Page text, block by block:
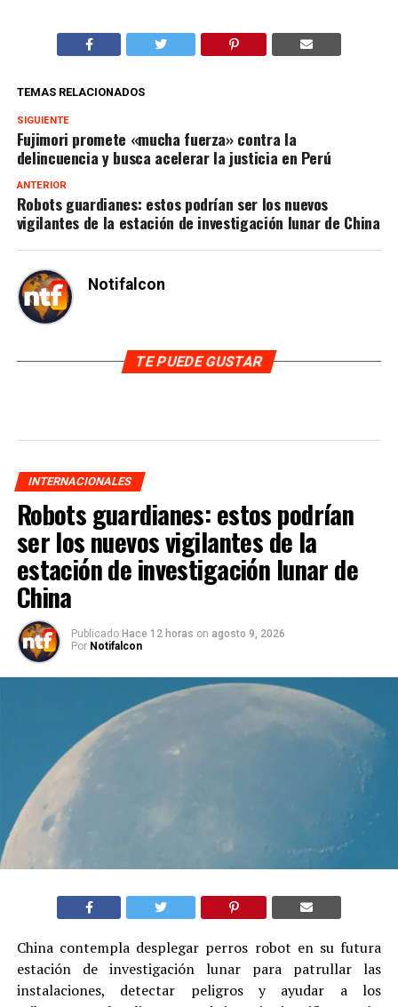
TEMAS RELACIONADOS
SIGUIENTE
Fujimori promete «mucha fuerza» contra la
delincuencia y busca acelerar la justicia en Perú
ANTERIOR
Robots guardianes: estos podrían ser los nuevos
vigilantes de la estación de investigación lunar de China
Notifalcon
TE PUEDE GUSTAR
INTERNACIONALES
Robots guardianes: estos podrían
ser los nuevos vigilantes de la
estación de investigación lunar de
China
Publicado Hace 12 horas on agosto 9, 2026
Por Notifalcon
China contempla desplegar perros robot en su futura
estación de investigación lunar para patrullar las
instalaciones, detectar peligros y ayudar a los